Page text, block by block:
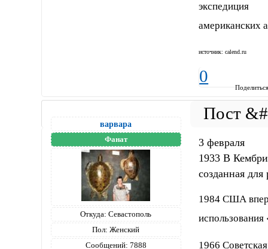
экспедиция
американских
источник: саlend.ru
0
варвара
Фанат
Откуда: Севастополь
Пол: Женский
Сообщений: 7888
3 февраля
1933 В
созданная
1984 США
1966